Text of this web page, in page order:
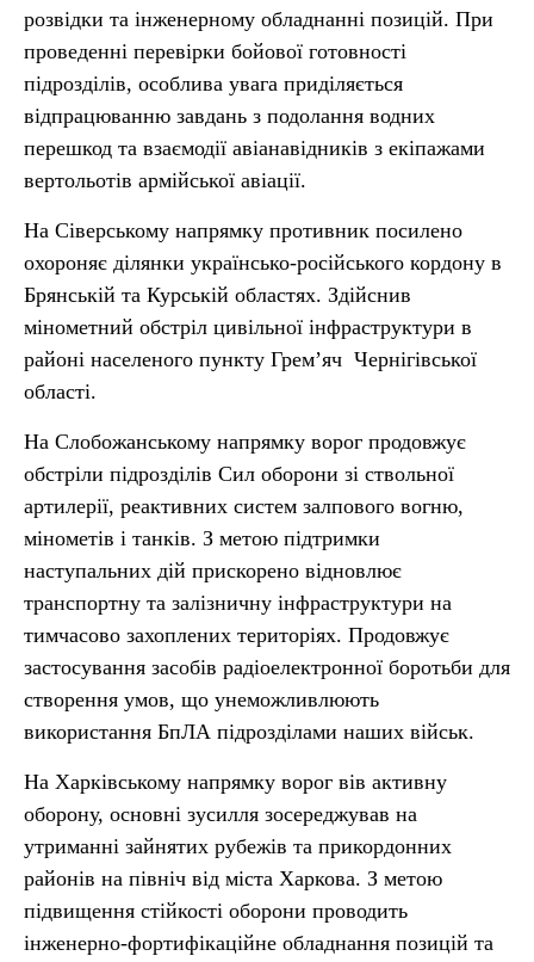
розвідки та інженерному обладнанні позицій. При
проведенні перевірки бойової готовності
підрозділів, особлива увага приділяється
відпрацюванню завдань з подолання водних
перешкод та взаємодії авіанавідників з екіпажами
вертольотів армійської авіації.
На Сіверському напрямку противник посилено
охороняє ділянки українсько-російського кордону в
Брянській та Курській областях. Здійснив
мінометний обстріл цивільної інфраструктури в
районі населеного пункту Грем’яч Чернігівської
області.
На Слобожанському напрямку ворог продовжує
обстріли підрозділів Сил оборони зі ствольної
артилерії, реактивних систем залпового вогню,
мінометів і танків. З метою підтримки
наступальних дій прискорено відновлює
транспортну та залізничну інфраструктури на
тимчасово захоплених територіях. Продовжує
застосування засобів радіоелектронної боротьби для
створення умов, що унеможливлюють
використання БпЛА підрозділами наших військ.
На Харківському напрямку ворог вів активну
оборону, основні зусилля зосереджував на
утриманні зайнятих рубежів та прикордонних
районів на північ від міста Харкова. З метою
підвищення стійкості оборони проводить
інженерно-фортифікаційне обладнання позицій та